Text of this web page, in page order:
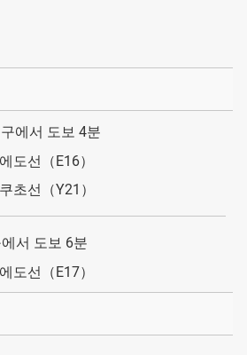
에서 도보 4분
도선（E16）
초선（Y21）
서 도보 6분
도선（E17）